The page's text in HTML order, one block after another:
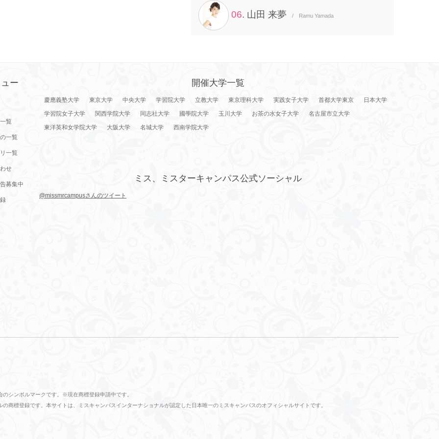
06. 山田 来夢 / Ramu Yamada
ー
覧
一覧
一覧
せ
募集中
開催大学一覧
慶應義塾大学 東京大学 中央大学 学習院大学 立教大学 東京理科大学 実践女子大学 首都大学東京
日本大学
学習院女子大学
関西学院大学 同志社大学 國學院大学 玉川大学 お茶の水女子大学
名古屋市立大学
東洋英和女学院大学
大阪大学 名城大学 西南学院大学
ミス、ミスターキャンパス公式ソーシャル
@missmrcampusさんのツイート
シンボルマークです。※現在商標登録申請中です。
商標登録です。本サイトは、ミスキャンパスインターナショナルが認定した日本唯一のミスキャンパスのオフィシャルサイトです。